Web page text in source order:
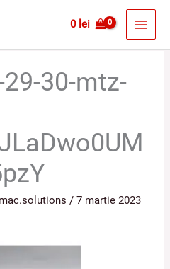
0 lei
30-mtz-
/7 martie 2023